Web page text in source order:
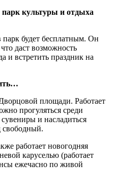
культуры и отдыха
парк будет бесплатным. Он
даст возможность
и встретить праздник на
площади. Работает
прогуляться среди
и насладиться
свободный.
работает новогодняя
каруселью (работает
ежечасно по живой